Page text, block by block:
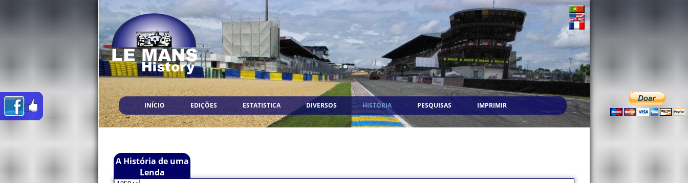
INÍCIO EDIÇÕES ESTATISTICA DIVERSOS HISTÓRIA PESQUISAS IMPRIMIR
A História de uma
Lenda